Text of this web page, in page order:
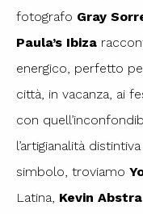
fotografo Gray
Paula’s Ibiza
energico, perfetto
città, in vacanza, ai
con
l’artigianalità
simbolo, troviamo
Latina, Kevin